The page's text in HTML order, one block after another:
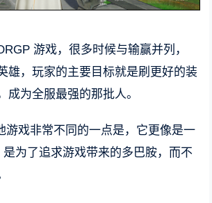
游戏，很多时候与输赢并列，
雄，玩家的主要目标就是刷更好的装
成为全服最强的那批人。
游戏非常不同的一点是，它更像是一
是为了追求游戏带来的多巴胺，而不